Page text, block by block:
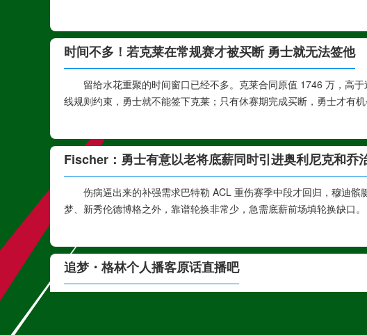
时间不多！若克莱在常规赛才被买断 勇士就无法签他
留给水花重聚的时间窗口已经不多。克莱合同原值 1746 万，高
线规则约束，勇士就不能签下克莱；只有休赛期完成买断，勇士才有
Fischer：勇士有意以老将底薪同时引进奥利尼克和乔
伤病逼出来的补强需求巴特勒 ACL 重伤赛季中段才回归，穆迪
梦、新秀伦德博格之外，靠谱轮换非常少，急需底薪前场填轮换缺口
追梦・格林个人播客原话直播吧